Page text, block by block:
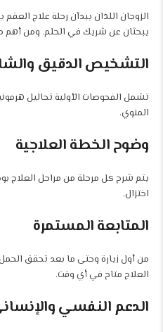
الزوجان اللذان يبدآن رحلة علاج
يبحثان عن شريك في الحلم. ومن أهم
التشخيص الدقيق
تشمل الفحوصات الأولية تحاليل
المنوي.
وضوح الخطة العلاجية
يتم شرح كل مرحلة من مراحل العلاج
اختزال.
المتابعة المستمرة
من أول زيارة وحتى ما بعد تحقق
العلاج متاح في أي وقت.
الدعم النفسي